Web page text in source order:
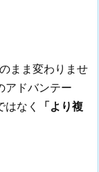
まま変わりませ
アドバンテー
なく
「より複